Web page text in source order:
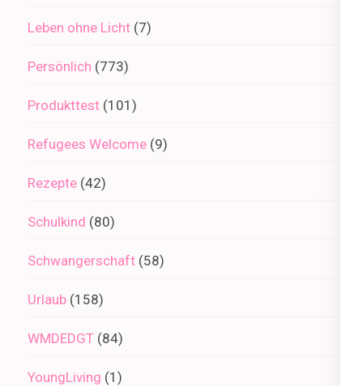
Leben ohne Licht (7)
Persönlich (773)
Produkttest (101)
Refugees Welcome (9)
Rezepte (42)
Schulkind (80)
Schwangerschaft (58)
Urlaub (158)
WMDEDGT (84)
YoungLiving (1)